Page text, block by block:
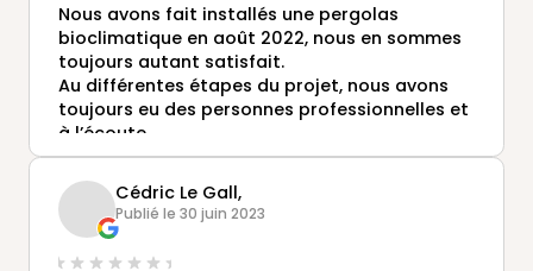
Nous avons fait installés une pergolas
bioclimatique en août 2022, nous en sommes
toujours autant satisfait.
Au différentes étapes du projet, nous avons
toujours eu des personnes professionnelles et
à l’écoute.
Nous n’hésitons pas à recommander Gustave
Rideau et nous n’hésiterons pas à refaire
appel au besoin.
Cédric Le Gall,
Publié le 30 juin 2023